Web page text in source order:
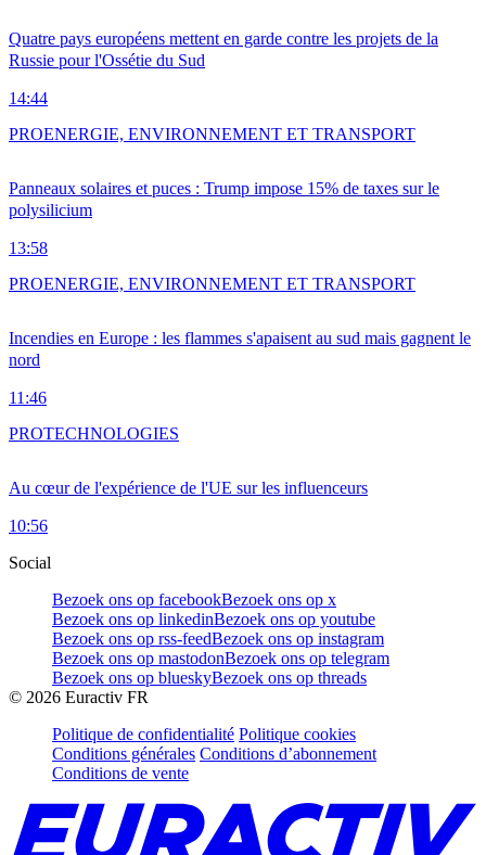
Quatre pays européens mettent en garde contre les projets de la
Russie pour l'Ossétie du Sud
14:44
Panneaux solaires et puces : Trump impose 15% de taxes sur le
polysilicium
13:58
PROENERGIE, ENVIRONNEMENT ET TRANSPORT
Incendies en Europe : les flammes s'apaisent au sud mais gagnent le
nord
11:46
PROENERGIE, ENVIRONNEMENT ET TRANSPORT
Au cœur de l'expérience de l'UE sur les influenceurs
10:56
PROTECHNOLOGIES
Social
Bezoek ons op facebookBezoek ons op x
Bezoek ons op linkedinBezoek ons op youtube
Bezoek ons op rss-feedBezoek ons op instagram
Bezoek ons op mastodonBezoek ons op telegram
Bezoek ons op blueskyBezoek ons op threads
© 2026 Euractiv FR
Politique de confidentialité Politique cookies
Conditions générales Conditions d’abonnement
Conditions de vente